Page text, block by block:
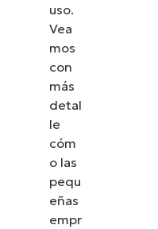
uso.
Vea
mos
con
más
detal
le
cóm
o las
pequ
eñas
empr